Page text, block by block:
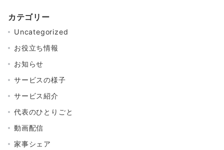
カテゴリー
Uncategorized
お役立ち情報
お知らせ
サービスの様子
サービス紹介
代表のひとりごと
動画配信
家事シェア